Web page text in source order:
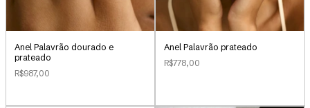
Anel Palavrão dourado e
prateado
R$987,00
Anel Palavrão prateado
R$778,00